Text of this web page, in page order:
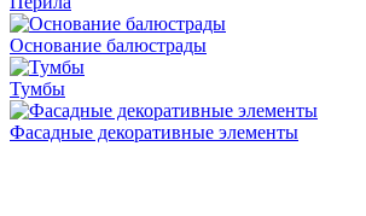
Основание балюстрады
Тумбы
Фасадные декоративные элементы